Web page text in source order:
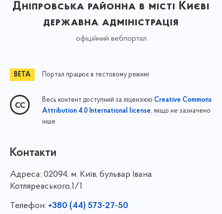
Дніпровська районна в місті Києві
державна адміністрація
офіційний вебпортал
Портал працює в тестовому режимі
Весь контент доступний за ліцензією Creative Commons
Attribution 4.0 International license, якщо не зазначено
інше
Контакти
Адреса: 02094, м. Київ, бульвар Івана
Котляревського,1/1
Телефон: +380 (44) 573-27-50